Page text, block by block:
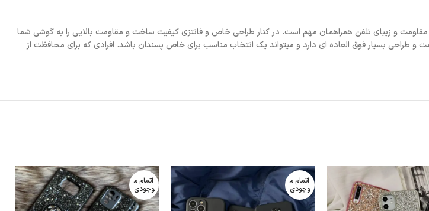
و زیبای تلفن همراهمان مهم است. در کنار طراحی خاص و فانتزی کیفیت ساخت و مقاومت بالایی را به گوشی شما
طراحی بسیار فوق العاده ای دارد و میتواند یک انتخاب مناسب برای خاص پسندان باشد. افرادی که برای محافظت از
اتمام م
وجودی
اتمام م
وجودی